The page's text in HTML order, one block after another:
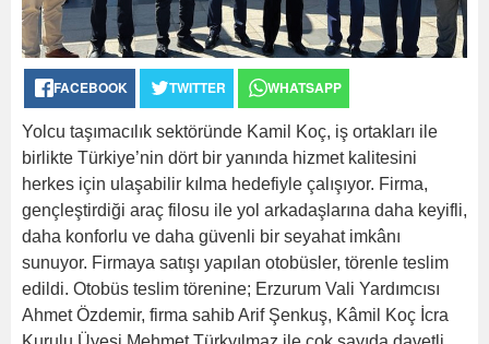
FACEBOOK TWITTER WHATSAPP
Yolcu taşımacılık sektöründe Kamil Koç, iş ortakları ile
birlikte Türkiye’nin dört bir yanında hizmet kalitesini
herkes için ulaşabilir kılma hedefiyle çalışıyor. Firma,
gençleştirdiği araç filosu ile yol arkadaşlarına daha keyifli,
daha konforlu ve daha güvenli bir seyahat imkânı
sunuyor. Firmaya satışı yapılan otobüsler, törenle teslim
edildi. Otobüs teslim törenine; Erzurum Vali Yardımcısı
Ahmet Özdemir, firma sahib Arif Şenkuş, Kâmil Koç İcra